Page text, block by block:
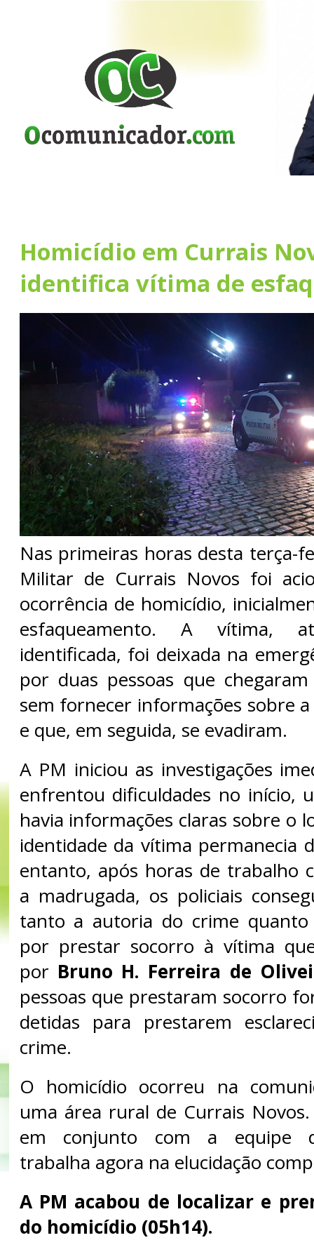
Homicídio em Currais
identifica vítima de
Nas primeiras horas desta terça-
Militar de Currais Novos foi
ocorrência de homicídio,
esfaqueamento. A vítima,
identificada, foi deixada na
por duas pessoas que
sem fornecer informações sobre
e que, em seguida, se evadiram.
A PM iniciou as investigações
enfrentou dificuldades no início,
havia informações claras sobre o
identidade da vítima permanecia
entanto, após horas de trabalho
a madrugada, os policiais
tanto a autoria do crime quanto
por prestar socorro à vítima
por Bruno H. Ferreira de
pessoas que prestaram socorro
detidas para prestarem
crime.
O homicídio ocorreu na
uma área rural de Currais
em conjunto com a equipe
trabalha agora na elucidação
A PM acabou de localizar e
do homicídio (05h14).